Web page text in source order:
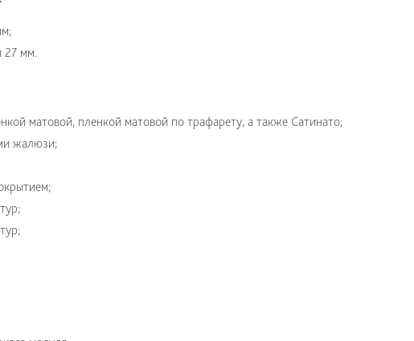
27 мм.
матовой, пленкой матовой по трафарету, а также Сатинато;
жалюзи;